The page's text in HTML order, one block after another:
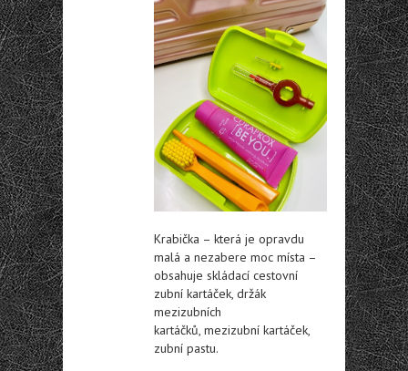
Krabička – která je opravdu
malá a nezabere moc místa –
obsahuje skládací cestovní
zubní kartáček, držák
mezizubních
kartáčků, mezizubní kartáček,
zubní pastu.